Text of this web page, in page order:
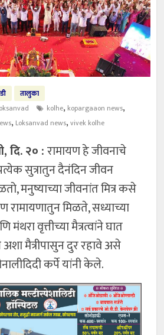
तालुका
kolhe, kopargaaon news,
, Loksanvad news,vivek kolhe
दि. २० :रामायण हे जीवनाचे
सुत्रातुन दैनंदिन जीवन
मनुष्याच्या जीवनांत मित्र कसे
रामायणातुन मिळते, सध्याच्या
वृत्तीच्या मैत्रत्वांने घात
अशा मैत्रीपासुन दुर रहावे असे
कर्पे यांनी केले.